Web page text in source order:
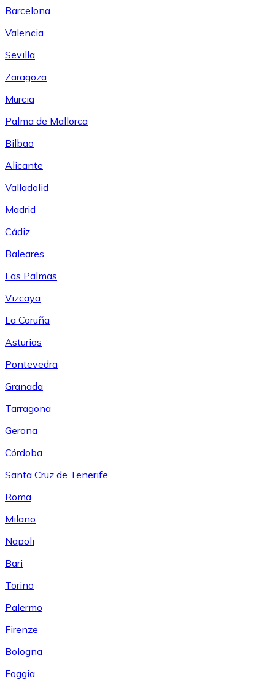
Barcelona
Valencia
Sevilla
Zaragoza
Murcia
Palma de Mallorca
Bilbao
Alicante
Valladolid
Madrid
Cádiz
Baleares
Las Palmas
Vizcaya
La Coruña
Asturias
Pontevedra
Granada
Tarragona
Gerona
Córdoba
Santa Cruz de Tenerife
Roma
Milano
Napoli
Bari
Torino
Palermo
Firenze
Bologna
Foggia